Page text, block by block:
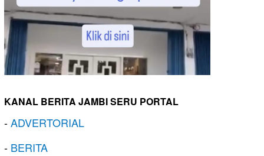
KANAL BERITA JAMBI SERU PORTAL
-ADVERTORIAL
- BERITA